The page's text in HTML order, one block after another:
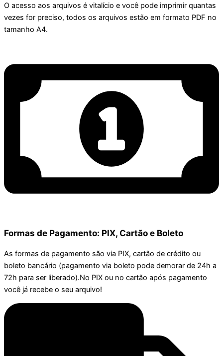
O acesso aos arquivos é vitalício e você pode imprimir quantas
vezes for preciso, todos os arquivos estão em formato PDF no
tamanho A4.
Formas de Pagamento: PIX, Cartão e Boleto
As formas de pagamento são via PIX, cartão de crédito ou
boleto bancário (pagamento via boleto pode demorar de 24h a
72h para ser liberado).No PIX ou no cartão após pagamento
você já recebe o seu arquivo!